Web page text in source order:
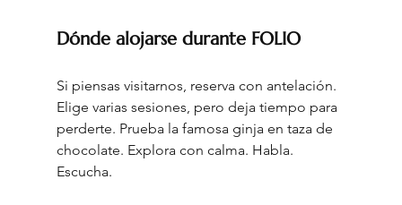
Dónde alojarse durante FOLIO
Si piensas visitarnos, reserva con antelación.
Elige varias sesiones, pero deja tiempo para
perderte. Prueba la famosa ginja en taza de
chocolate. Explora con calma. Habla.
Escucha.